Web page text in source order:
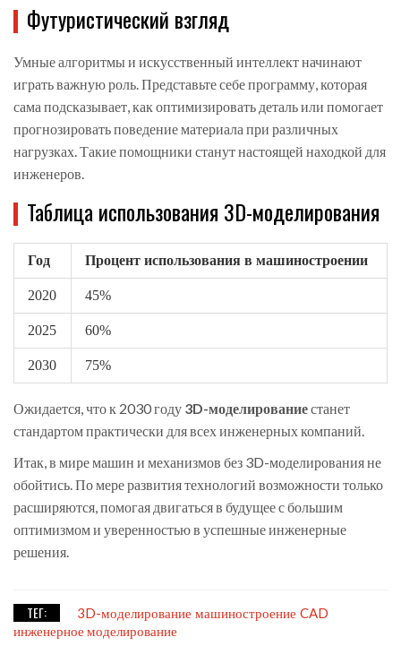
Футуристический взгляд
Умные алгоритмы и искусственный интеллект начинают
играть важную роль. Представьте себе программу, которая
сама подсказывает, как оптимизировать деталь или помогает
прогнозировать поведение материала при различных
нагрузках. Такие помощники станут настоящей находкой для
инженеров.
Таблица использования 3D-моделирования
Год Процент использования в машиностроении
2020 45%
2025 60%
2030 75%
Ожидается, что к 2030 году 3D-моделированиестанет
стандартом практически для всех инженерных компаний.
Итак, в мире машин и механизмов без 3D-моделирования не
обойтись. По мере развития технологий возможности только
расширяются, помогая двигаться в будущее с большим
оптимизмом и уверенностью в успешные инженерные
решения.
ТЕГ: 3D-моделирование машиностроение CAD
инженерное моделирование